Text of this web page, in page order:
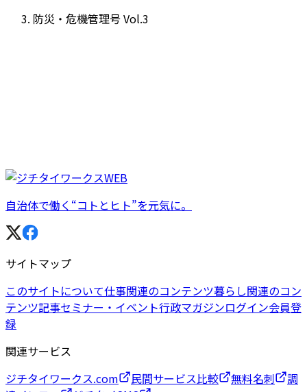
防災・危機管理号 Vol.3
自治体で働く“コトとヒト”を元気に。
サイトマップ
このサイトについて仕事関連のコンテンツ暮らし関連のコン
テンツ記事セミナー・イベント行政マガジンログイン会員登
録
関連サービス
ジチタイワークス.com
民間サービス比較 無料名刺
調